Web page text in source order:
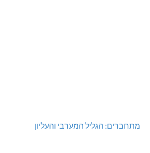
מתחברים: הגליל המערבי והעליון